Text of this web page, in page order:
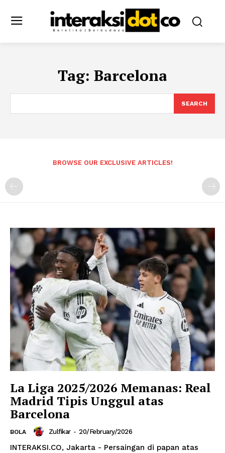
Tag: Barcelona
SEARCH
BROWSE OUR EXCLUSIVE ARTICLES!
La Liga 2025/2026 Memanas: Real
Madrid Tipis Unggul atas
Barcelona
BOLA Zulfikar - 20/February/2026
INTERAKSI.CO, Jakarta - Persaingan di papan atas